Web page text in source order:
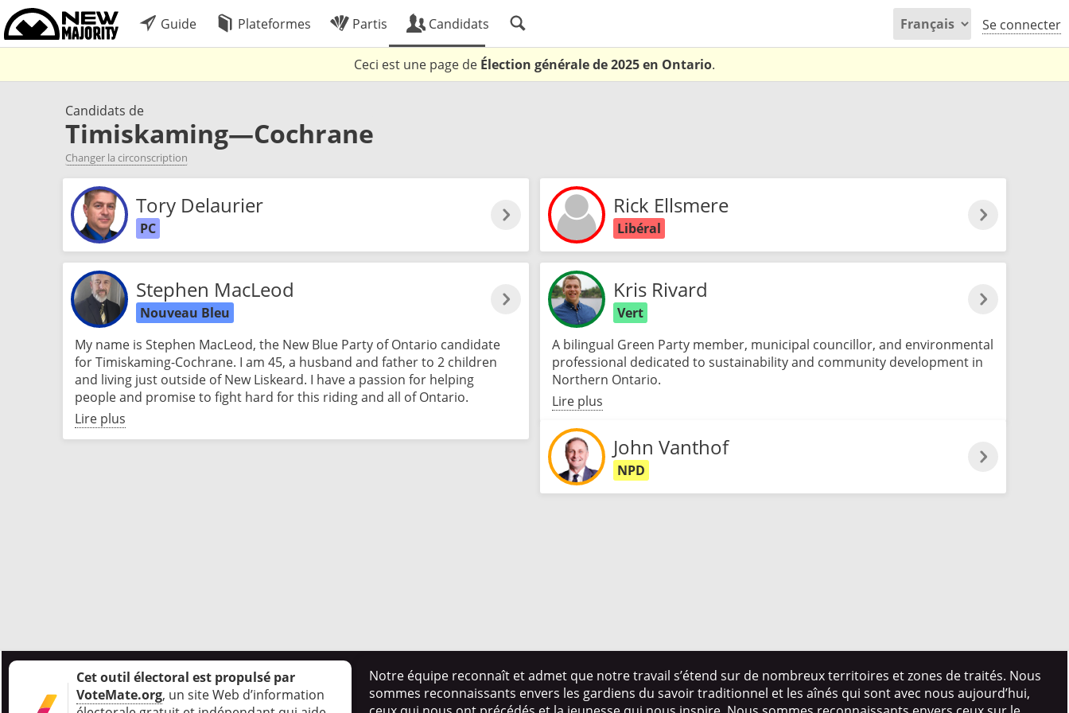
Guide Plateformes Partis Candidats Se connecter
Ceci est une page de Élection générale de 2025 en Ontario.
Candidats de
Timiskaming—Cochrane
Changer la circonscription
Tory Delaurier
PC
Rick Ellsmere
Libéral
Stephen MacLeod
Nouveau Bleu
My name is Stephen MacLeod, the New Blue Party of Ontario candidate
for Timiskaming-Cochrane. I am 45, a husband and father to 2 children
and living just outside of New Liskeard. I have a passion for helping
people and promise to fight hard for this riding and all of Ontario.
Lire plus
Kris Rivard
Vert
A bilingual Green Party member, municipal councillor, and environmental
professional dedicated to sustainability and community development in
Northern Ontario.
Lire plus
John Vanthof
NPD
Cet outil électoral est propulsé par
VoteMate.org, un site Web d’information
Notre équipe reconnaît et admet que notre travail s’étend sur de nombreux territoires et zones de traités. Nous
sommes reconnaissants envers les gardiens du savoir traditionnel et les aînés qui sont avec nous aujourd’hui,